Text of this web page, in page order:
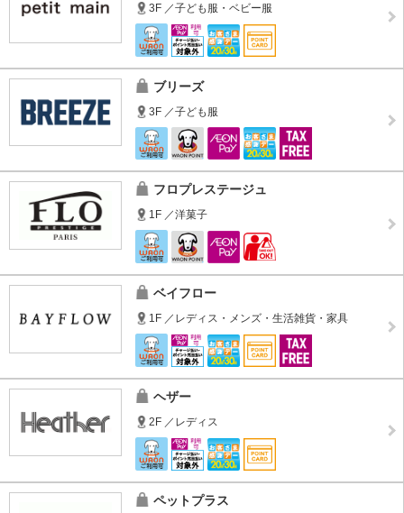
3F ／子ども服・ベビー服
ブリーズ
3F ／子ども服
フロプレステージュ
1F ／洋菓子
ベイフロー
1F ／レディス・メンズ・生活雑貨・家具
ヘザー
2F ／レディス
ペットプラス